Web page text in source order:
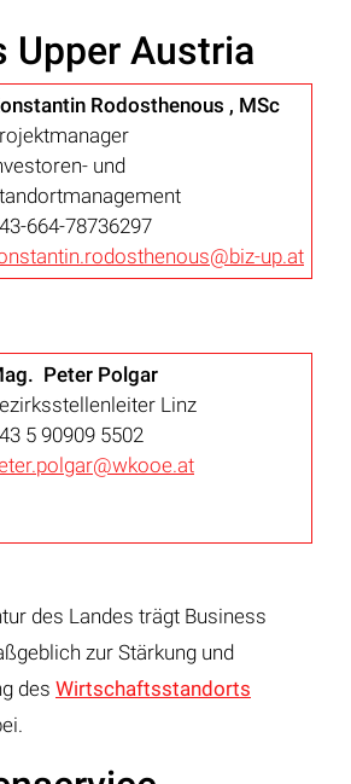
Upper Austria
Rodosthenous , MSc
und
664-78736297
up.at
Peter Polgar
Linz
5 90909 5502
des Landes trägt Business
zur Stärkung und
des Wirtschaftsstandorts